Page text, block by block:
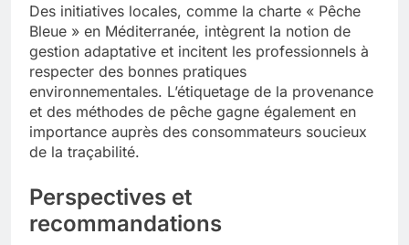
Des initiatives locales, comme la charte « Pêche
Bleue » en Méditerranée, intègrent la notion de
gestion adaptative et incitent les professionnels à
respecter des bonnes pratiques
environnementales. L’étiquetage de la provenance
et des méthodes de pêche gagne également en
importance auprès des consommateurs soucieux
de la traçabilité.
Perspectives et
recommandations